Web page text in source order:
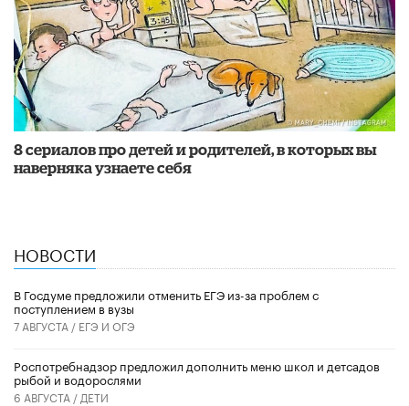
8 сериалов про детей и родителей, в которых вы
наверняка узнаете себя
НОВОСТИ
В Госдуме предложили отменить ЕГЭ из-за проблем с
поступлением в вузы
7 АВГУСТА / ЕГЭ И ОГЭ
Роспотребнадзор предложил дополнить меню школ и детсадов
рыбой и водорослями
6 АВГУСТА / ДЕТИ